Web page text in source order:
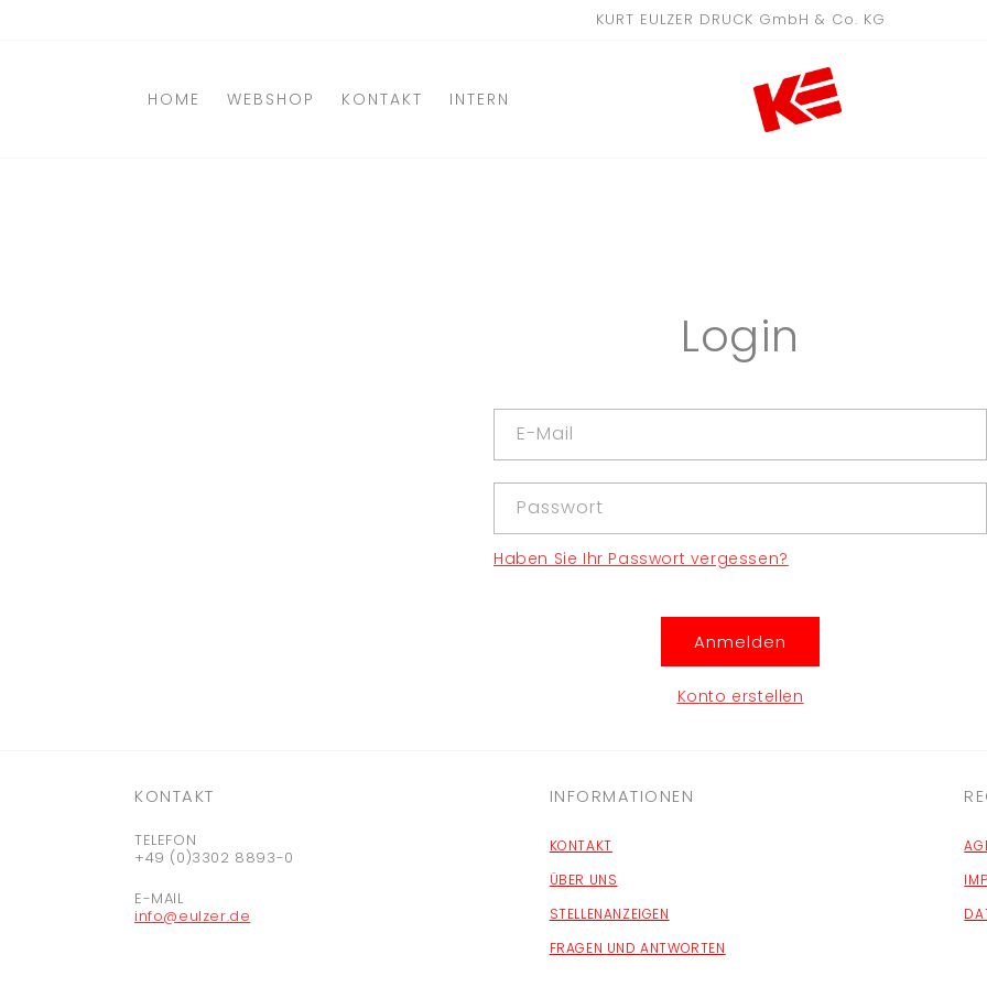
KURT EULZER DRUCK GmbH & Co. KG
HOME WEBSHOP KONTAKT INTERN
Login
E-Mail
Passwort
Haben Sie Ihr Passwort vergessen?
Anmelden
Konto erstellen
KONTAKT
TELEFON
+49 (0)3302 8893-0
E-MAIL
info@eulzer.de
INFORMATIONEN
KONTAKT
ÜBER UNS
STELLENANZEIGEN
FRAGEN UND ANTWORTEN